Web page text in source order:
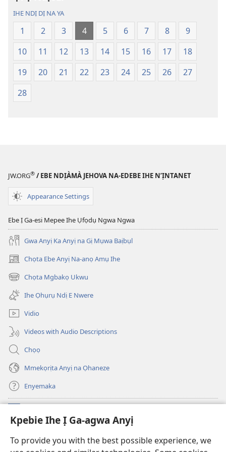
Kpebie Ihe Ị Ga-agwa Anyị
To provide you with the best possible experience, we
Ọhụrụ
(Nke
E
Degharịrị
n'Afọ 2013)
Ọhụrụ
(Nke
E
Degharịrị
n'Afọ 2013)
IHE NDỊ DỊ NA YA
1 2 3 4 5 6 7 8
9
10
11 12 13 14 15 16 17
18
19
20 21 22 23 24 25 26
27
28
JW.ORG® / EBE NDỊÀMÀ JEHOVA NA-EDEBE IHE N’ỊNTANET
Appearance Settings
Ebe Ị Ga-esi Mepee Ihe Ụfọdụ Ngwa Ngwa
Gwa Anyị Ka Anyị na Gị Mụwa Baịbụl
Chọta Ebe Anyị Na-anọ Amụ Ihe
(ga-
emepere
gị
ebe
ọzọ
ị
anọ
gụọ
ya)
Chọta Mgbakọ Ukwu
(ga-
emepere
gị
ebe
ọzọ
ị
ga-
anọ
ya)
Ihe Ọhụrụ Ndị E Nwere
Vidio
Videos with Audio Descriptions
Chọọ
Mmekọrịta Anyị na Ọhaneze
Enyemaka
(ga-
emepere
ebe
Ọ́bá Akwụkwọ Anyị NKE DỊ N’ỊNTANET™
(ga-